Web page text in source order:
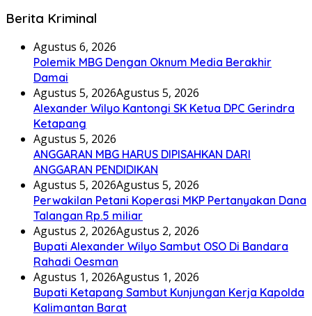
Berita Kriminal
Agustus 6, 2026
Polemik MBG Dengan Oknum Media Berakhir
Damai
Agustus 5, 2026Agustus 5, 2026
Alexander Wilyo Kantongi SK Ketua DPC Gerindra
Ketapang
Agustus 5, 2026
ANGGARAN MBG HARUS DIPISAHKAN DARI
ANGGARAN PENDIDIKAN
Agustus 5, 2026Agustus 5, 2026
Perwakilan Petani Koperasi MKP Pertanyakan Dana
Talangan Rp.5 miliar
Agustus 2, 2026Agustus 2, 2026
Bupati Alexander Wilyo Sambut OSO Di Bandara
Rahadi Oesman
Agustus 1, 2026Agustus 1, 2026
Bupati Ketapang Sambut Kunjungan Kerja Kapolda
Kalimantan Barat